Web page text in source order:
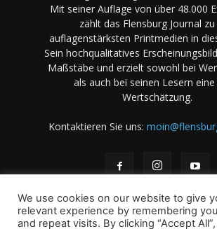
Mit seiner Auflage von über 48.000
zählt das Flensburg Journal
auflagenstärksten Printmedien in
Sein hochqualitatives
Maßstäbe und erzielt sowohl bei
als auch bei seinen Lesern
Wertschätzung.
Kontaktieren Sie uns:
We use cookies on our website to give
relevant experience by remembering
and repeat visits. By clicking “Accept